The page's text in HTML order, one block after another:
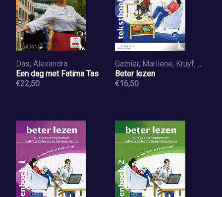
Das, Alexandra
Een dag met Fatima Tas
€22,50
Gathier, Marilene, Kruyf, Dorine de
Beter lezen
€16,50